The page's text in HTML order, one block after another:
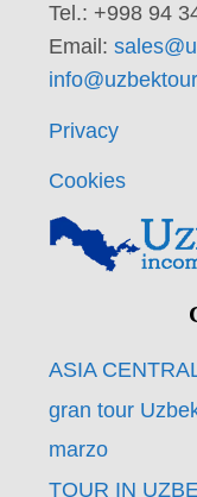
Tel.: +998 94
Email:
Privacy
Cookies
ASIA
gran tour
marzo
TOUR IN